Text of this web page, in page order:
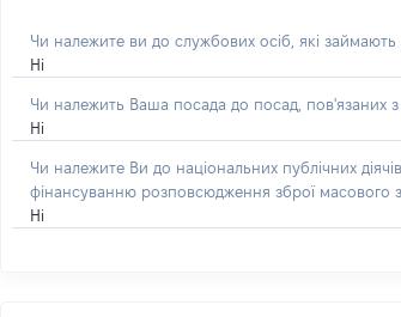
Чи належите ви до службових осіб, які займають
Ні
Чи належить Ваша посада до посад, пов'язаних з
Ні
Чи належите Ви до національних публічних
фінансуванню розповсюдження зброї масового
Ні